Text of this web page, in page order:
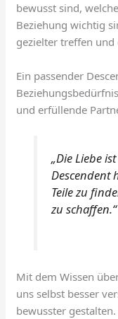
bewusst sind,
Beziehung wichtig
gezielter treffen und
Ein passender
und erfüllende
„Die Liebe
Descendent
Teile zu
zu
Mit dem Wissen
uns selbst besser
bewusster